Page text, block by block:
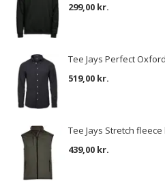
299,00 kr.
Tee Jays Perfect
519,00 kr.
Tee Jays Stretch
439,00 kr.